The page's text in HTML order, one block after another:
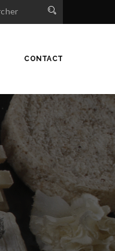
CONTACT